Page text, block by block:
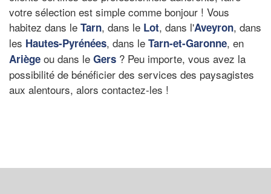
votre sélection est simple comme bonjour ! Vous
habitez dans le Tarn, dans le Lot, dans l'Aveyron, dans
les Hautes-Pyrénées, dans le Tarn-et-Garonne, en
Ariège ou dans le Gers ? Peu importe, vous avez la
possibilité de bénéficier des services des paysagistes
aux alentours, alors contactez-les !